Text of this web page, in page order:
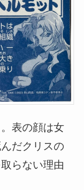
表の顔は女
だクリスの
らない理由